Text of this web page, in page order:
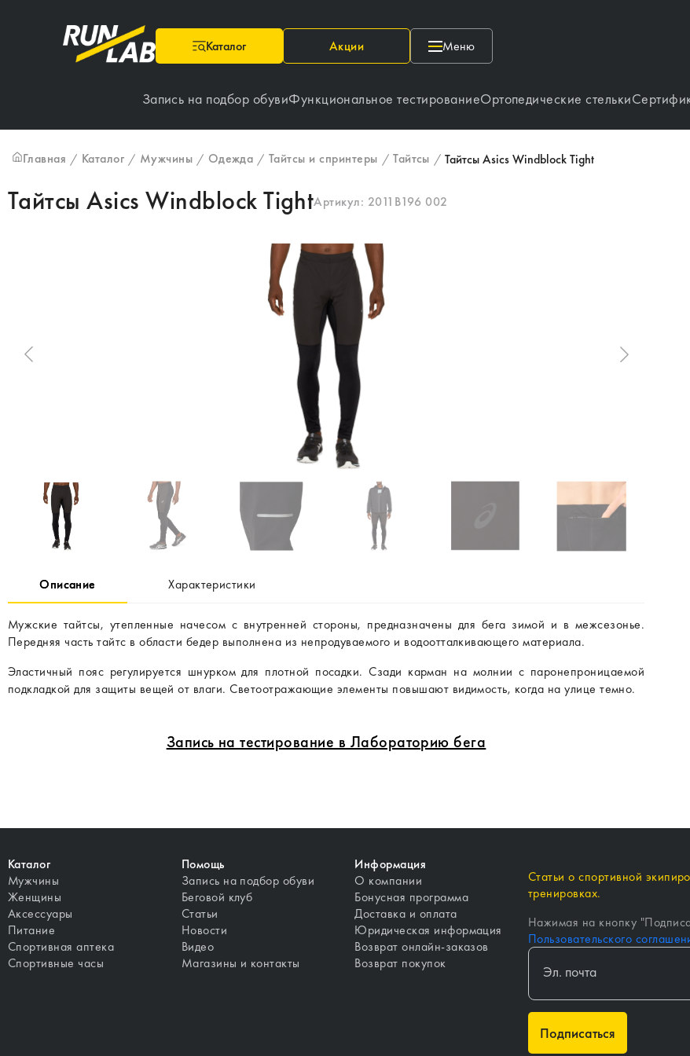
Каталог Акции Меню
Запись на подбор обувиФункциональное тестированиеОртопедические стельки
Главная / Каталог / Мужчины / Одежда / Тайтсы и спринтеры / Тайтсы / Тайтсы Asics Windblock Tight
Тайтсы Asics Windblock TightАртикул: 2011B196 002
Описание Характеристики
Мужские тайтсы, утепленные начесом с внутренней стороны, предназначены для бега зимой и в межсезонье.
Передняя часть тайтс в области бедер выполнена из непродуваемого и водоотталкивающего материала.
Эластичный пояс регулируется шнурком для плотной посадки. Сзади карман на молнии с паронепроницаемой
подкладкой для защиты вещей от влаги. Светоотражающие элементы повышают видимость, когда на улице темно.
Запись на тестирование в Лабораторию бега
Каталог
Мужчины
Женщины
Аксессуары
Питание
Спортивная аптека
Спортивные часы
Помощь
Запись на подбор обуви
Беговой клуб
Статьи
Новости
Видео
Магазины и контакты
Информация
О компании
Бонусная программа
Доставка и оплата
Юридическая информация
Возврат онлайн-заказов
Возврат покупок
Статьи о спортивной
тренировках.
Нажимая на кнопку "
Пользовательского
Подписаться